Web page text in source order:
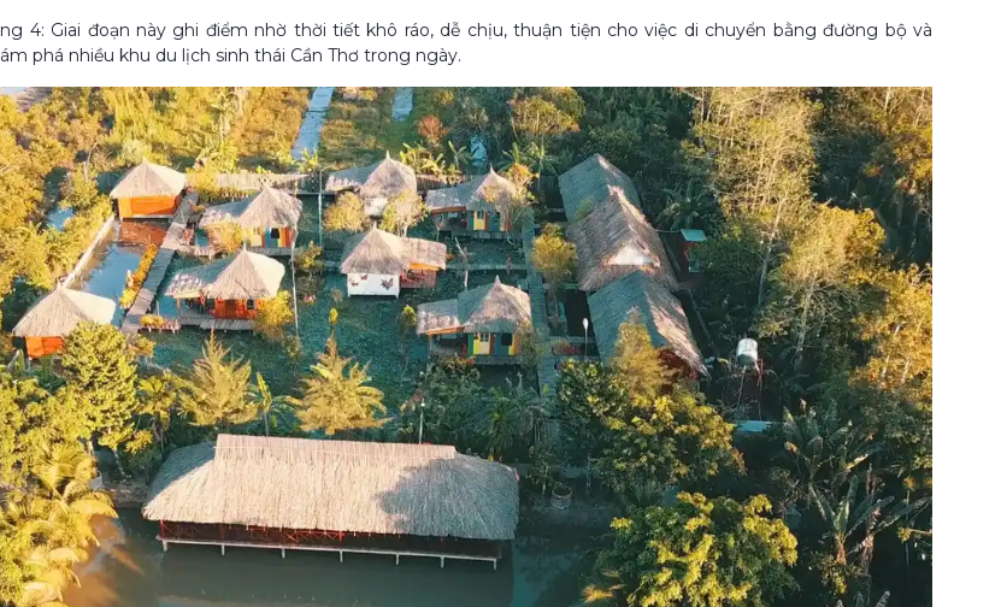
4: Giai đoạn này ghi điểm nhờ thời tiết khô ráo, dễ chịu, thuận tiện cho việc di chuyển bằng đường bộ và
phá nhiều khu du lịch sinh thái Cần Thơ trong ngày.